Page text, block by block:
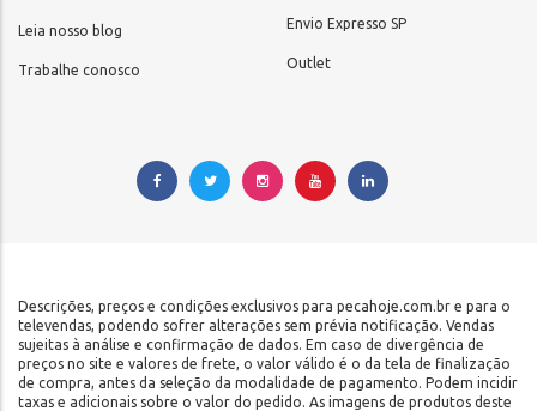
Leia nosso blog
Trabalhe conosco
Envio Expresso SP
Outlet
Descrições, preços e condições exclusivos para pecahoje.com.br e para o
televendas, podendo sofrer alterações sem prévia notificação. Vendas
sujeitas à análise e confirmação de dados. Em caso de divergência de
preços no site e valores de frete, o valor válido é o da tela de finalização
de compra, antes da seleção da modalidade de pagamento. Podem incidir
taxas e adicionais sobre o valor do pedido. As imagens de produtos deste